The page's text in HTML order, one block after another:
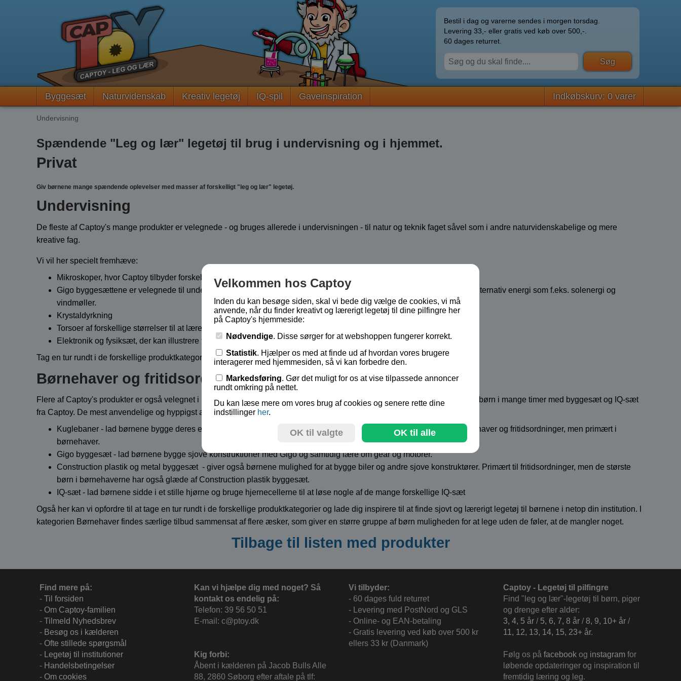
Bestil i dag og varerne sendes i morgen torsdag.
Levering 33,- eller gratis ved køb over 500,-.
60 dages returret.
Byggesæt Naturvidenskab Kreativ legetøj IQ-spil Gaveinspiration Indkøbskurv: 0 varer
Undervisning
Spændende "Leg og lær" legetøj til brug i undervisning og i hjemmet.
Privat
Giv børnene mange spændende oplevelser med masser af forskelligt "leg og lær" legetøj.
Undervisning
De fleste af Captoy's mange produkter er velegnede - og bruges allerede i undervisningen - til natur og teknik faget såvel som i andre naturvidenskabelige og mere
kreative fag.
Vi vil her specielt fremhæve:
Mikroskoper, hvor Captoy tilbyder forskellige typer af mikroskoper af god kvalitet; også digital mikroskop
Gigo byggesættene er velegnede til undervisning. Med Gigo byggesæt kan man dække emner som elektricitet, gear, alternativ energi som f.eks. solenergi og
vindmøller.
Krystaldyrkning
Torsoer af forskellige størrelser til at lære om kroppens opbygning
Elektronik og fysiksæt, der kan illustrere forskellige fysiske begreber - f. eks. solceller, elektriske komponenter
Tag en tur rundt i de forskellige produktkategorier og find lige det skolemateriale du kunne tænke dig til din undervisning.
Børnehaver og fritidsordninger
Flere af Captoy's produkter er også velegnet i børnehaver og fritidsordninger, og i mange børnehaver / fritidsordninger leger børn i mange timer med byggesæt og IQ-sæt
fra Captoy. De mest anvendelige og hyppigst anvendte produkter til børnehaver og fritidsordninger er:
Kuglebaner - lad børnene bygge deres egne baner og se kuglerne trille ned ad banen bagefter. Benyttes både i børnehaver og fritidsordninger, men primært i
børnehaver.
Gigo byggesæt - lad børnene bygge sjove konstruktioner med Gigo og samtidig lære om gear og motorer.
Construction plastik og metal byggesæt - giver også børnene mulighed for at bygge biler og andre sjove konstruktører. Primært til fritidsordninger, men de største
børn i børnehaverne har også glæde af Construction plastik byggesæt.
IQ-sæt - lad børnene sidde i et stille hjørne og bruge hjernecellerne til at løse nogle af de mange forskellige IQ-sæt
Også her kan vi opfordre til at tage en tur rundt i de forskellige produktkategorier og lade dig inspirere til at finde sjovt og lærerigt legetøj til børnene i netop din institution. I
kategorien Børnehaver findes særlige tilbud sammensat af flere æsker, som giver en større gruppe af børn muligheden for at lege uden de føler, at de mangler noget.
Tilbage til listen med produkter
Find mere på:
- Til forsiden
- Om Captoy-familien
- Tilmeld Nyhedsbrev
- Besøg os i kælderen
- Ofte stillede spørgsmål
- Legetøj til institutioner
- Handelsbetingelser
- Om cookies
Kan vi hjælpe dig med noget? Så
kontakt os endelig på:
Telefon: 39 56 50 51
E-mail: c@ptoy.dk
Kig forbi:
Åbent i kælderen på Jacob Bulls Alle
88, 2860 Søborg efter aftale på tlf:
Vi tilbyder:
- 60 dages fuld returret
- Levering med PostNord og GLS
- Online- og EAN-betaling
- Gratis levering ved køb over 500 kr
ellers 33 kr (Danmark)
Captoy - Legetøj til pilfingre
Find "leg og lær"-legetøj til børn, piger
og drenge efter alder:
3, 4, 5 år / 5, 6, 7, 8 år /8, 9, 10+ år /
11, 12, 13, 14, 15, 23+ år.
Følg os på facebook og instagram for
løbende opdateringer og inspiration til
fremtidig læring og leg.
Velkommen hos Captoy
Inden du kan besøge siden, skal vi bede dig vælge de cookies, vi må
anvende, når du finder kreativt og lærerigt legetøj til dine pilfingre her
på Captoy's hjemmeside:
Nødvendige. Disse sørger for at webshoppen fungerer korrekt.
Statistik. Hjælper os med at finde ud af hvordan vores brugere
interagerer med hjemmesiden, så vi kan forbedre den.
Markedsføring. Gør det muligt for os at vise tilpassede annoncer
rundt omkring på nettet.
Du kan læse mere om vores brug af cookies og senere rette dine
indstillinger her.
OK til valgte OK til alle